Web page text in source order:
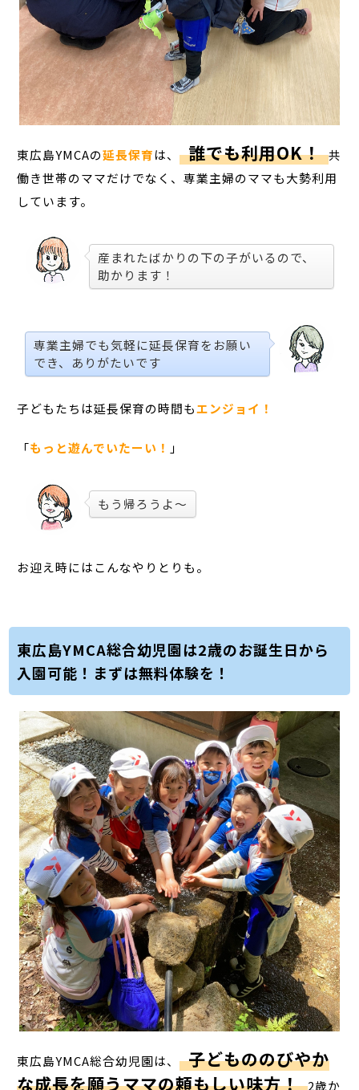
東広島YMCAの延長保育は、 誰でも利用OK！ 共
働き世帯のママだけでなく、専業主婦のママも大勢利用
しています。
産まれたばかりの下の子がいるので、
助かります！
専業主婦でも気軽に延長保育をお願い
でき、ありがたいです
子どもたちは延長保育の時間もエンジョイ！
「もっと遊んでいたーい！ 」
もう帰ろうよ～
お迎え時にはこんなやりとりも。
東広島YMCA総合幼児園は2歳のお誕生日から
入園可能！まずは無料体験を！
東広島YMCA総合幼児園は、 子どもののびやか
な成長を願うママの頼もしい味方！ 2歳か